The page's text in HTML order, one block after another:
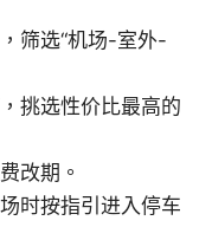
筛选“机场-室外-
挑选性价比最高的
改期。
时按指引进入停车